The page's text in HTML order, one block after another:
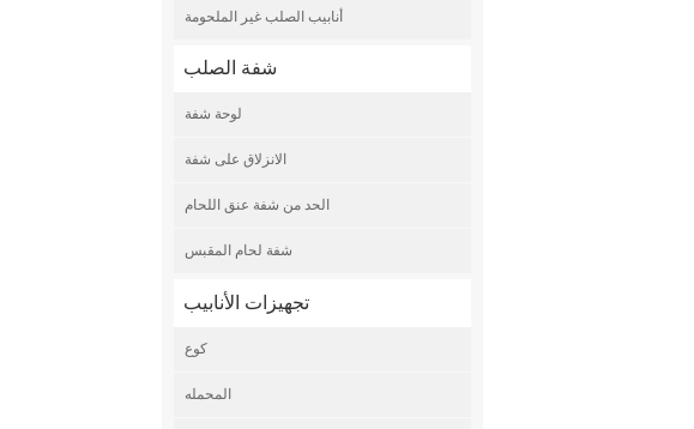
أنابيب الصلب غير الملحومة
شفة الصلب
لوحة شفة
الانزلاق على شفة
الحد من شفة عنق اللحام
شفة لحام المقبس
تجهيزات الأنابيب
كوع
المحمله